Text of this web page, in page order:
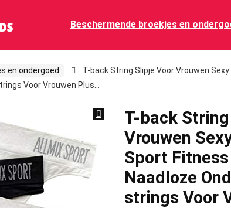
Beschermende broekjes en
en ondergoed
T-back String Slipje Voor Vrouwen
Voor Vrouwen Plus…
T-back
Vrouwen
Sport
Naadloze
strings Voor